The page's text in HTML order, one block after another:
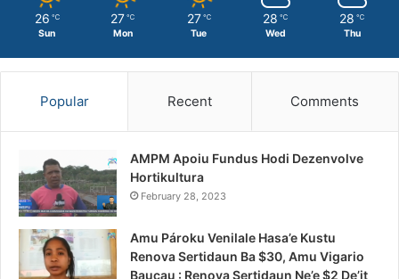
26 ℃
Sun
27 ℃
Mon
27 ℃
Tue
28 ℃
Wed
28 ℃
Thu
Popular Recent Comments
AMPM Apoiu Fundus Hodi Dezenvolve
Hortikultura
February 28, 2023
Amu Pároku Venilale Hasa’e Kustu
Renova Sertidaun Ba $30, Amu Vigario
Baucau : Renova Sertidaun Ne’e $2 De’it